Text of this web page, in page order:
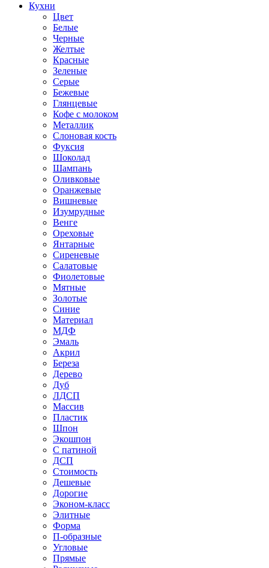
Кухни
Цвет
Белые
Черные
Желтые
Красные
Зеленые
Серые
Бежевые
Глянцевые
Кофе с молоком
Металлик
Слоновая кость
Фуксия
Шоколад
Шампань
Оливковые
Оранжевые
Вишневые
Изумрудные
Венге
Ореховые
Янтарные
Сиреневые
Салатовые
Фиолетовые
Мятные
Золотые
Синие
Материал
МДФ
Эмаль
Акрил
Береза
Дерево
Дуб
ЛДСП
Массив
Пластик
Шпон
Экошпон
С патиной
ДСП
Стоимость
Дешевые
Дорогие
Эконом-класс
Элитные
Форма
П-образные
Угловые
Прямые